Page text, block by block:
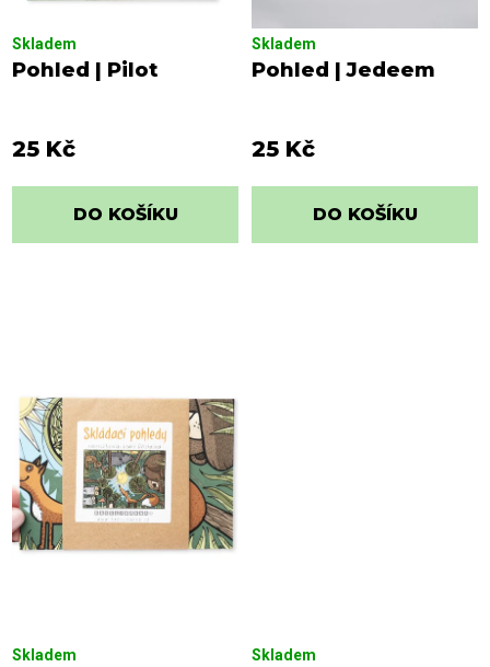
ů
Pohled | Pilot
Skladem
25 Kč
DO KOŠÍKU
Pohled | Jedeem
Skladem
25 Kč
DO KOŠÍKU
Skladem Skladem